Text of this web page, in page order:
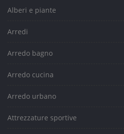
Alberi e piante
Arredi
Arredo bagno
Arredo cucina
Arredo urbano
Attrezzature sportive